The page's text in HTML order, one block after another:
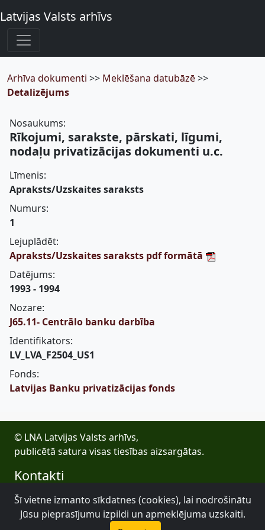
Latvijas Valsts arhīvs
Arhīva dokumenti >> Meklēšana datubāzē>>
Detalizējums
Nosaukums:
Rīkojumi, sarakste, pārskati, līgumi,
nodaļu privatizācijas dokumenti u.c.
Līmenis:
Apraksts/Uzskaites saraksts
Numurs:
1
Lejuplādēt:
Apraksts/Uzskaites saraksts pdf formātā
Datējums:
1993 - 1994
Nozare:
J65.11- Centrālo banku darbība
Identifikators:
LV_LVA_F2504_US1
Fonds:
Latvijas Banku privatizācijas fonds
© LNA Latvijas Valsts arhīvs,
publicētā satura visas tiesības aizsargātas.
Kontakti
E-pasts: lva@arhivi.gov.lv
Tālrunis: +371 20027447
Bezdelīgu 1A, Rīga
Šī vietne izmanto sīkdatnes (cookies), lai nodrošinātu
Jūsu pieprasījumu izpildi un apmeklējuma uzskaiti.